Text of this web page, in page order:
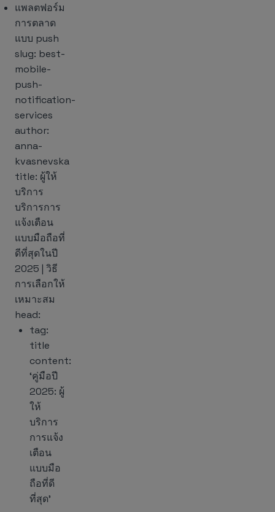
แพลตฟอร์ม
การตลาด
แบบ push
slug: best-
mobile-
push-
notification-
services
author:
anna-
kvasnevska
title: ผู้ให้
บริการ
บริการการ
แจ้งเตือน
แบบมือถือที่
ดีที่สุดในปี
2025 | วิธี
การเลือกให้
เหมาะสม
head:
tag:
title
content:
‘คู่มือปี
2025: ผู้
ให้
บริการ
การแจ้ง
เตือน
แบบมือ
ถือที่ดี
ที่สุด’